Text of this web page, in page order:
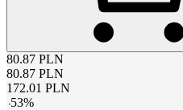
80.87 PLN
80.87 PLN
172.01 PLN
-53%